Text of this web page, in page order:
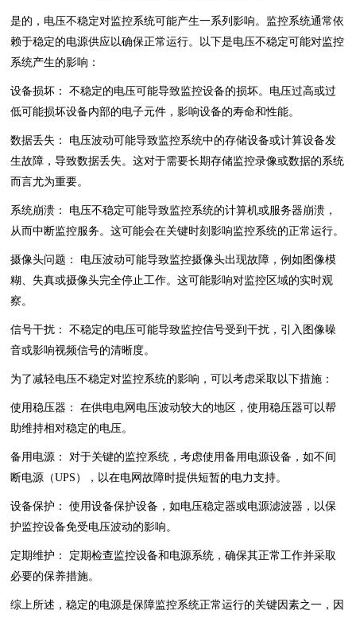
是的，电压不稳定对监控系统可能产生一系列影响。监控系统通常依
赖于稳定的电源供应以确保正常运行。以下是电压不稳定可能对监控
系统产生的影响：
设备损坏： 不稳定的电压可能导致监控设备的损坏。电压过高或过
低可能损坏设备内部的电子元件，影响设备的寿命和性能。
数据丢失： 电压波动可能导致监控系统中的存储设备或计算设备发
生故障，导致数据丢失。这对于需要长期存储监控录像或数据的系统
而言尤为重要。
系统崩溃： 电压不稳定可能导致监控系统的计算机或服务器崩溃，
从而中断监控服务。这可能会在关键时刻影响监控系统的正常运行。
摄像头问题： 电压波动可能导致监控摄像头出现故障，例如图像模
糊、失真或摄像头完全停止工作。这可能影响对监控区域的实时观
察。
信号干扰： 不稳定的电压可能导致监控信号受到干扰，引入图像噪
音或影响视频信号的清晰度。
为了减轻电压不稳定对监控系统的影响，可以考虑采取以下措施：
使用稳压器： 在供电电网电压波动较大的地区，使用稳压器可以帮
助维持相对稳定的电压。
备用电源： 对于关键的监控系统，考虑使用备用电源设备，如不间
断电源（UPS），以在电网故障时提供短暂的电力支持。
设备保护： 使用设备保护设备，如电压稳定器或电源滤波器，以保
护监控设备免受电压波动的影响。
定期维护： 定期检查监控设备和电源系统，确保其正常工作并采取
必要的保养措施。
综上所述，稳定的电源是保障监控系统正常运行的关键因素之一，因